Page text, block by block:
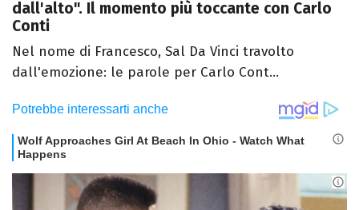
dall'alto". Il momento più toccante con Carlo
Conti
Nel nome di Francesco, Sal Da Vinci travolto
dall'emozione: le parole per Carlo Cont...